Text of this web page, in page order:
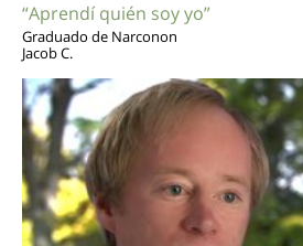
“Aprendí quién soy yo”
Graduado de Narconon
Jacob C.